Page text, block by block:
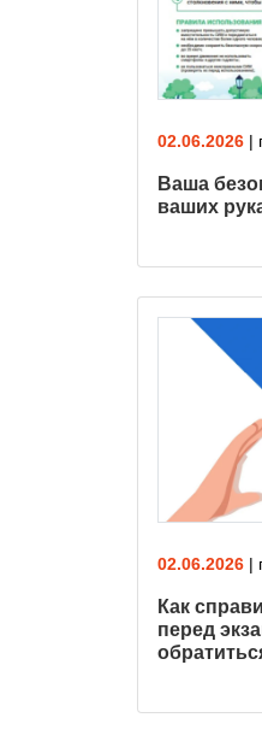
02.06.2026 |
Ваша
ваших
02.06.2026 |
Как
перед